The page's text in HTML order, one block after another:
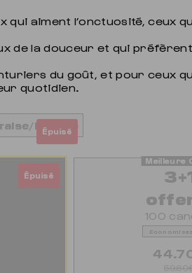
qui aiment l’onctuosité, ceux
de la douceur et qui
du goût, et pour ceux
quotidien.
Banane
Épuisé
Épuisé
100